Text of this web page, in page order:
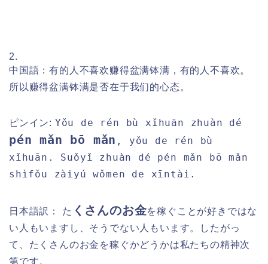
2.
中国語：有的人不喜欢赚得盆满钵满，有的人不喜欢。
所以赚得盆满钵满是否在于我们的心态。
ピンイン: Yǒu de rén bù xǐhuān zhuàn dé
pén mǎn bō mǎn , yǒu de rén bù
xǐhuān. Suǒyǐ zhuàn dé pén mǎn bō mǎn
shìfǒu zàiyú wǒmen de xīntài.
日本語訳： た くさんのお金を稼ぐことが好きではな
い人もいますし、そうでない人もいます。したがっ
て、たくさんのお金を稼ぐかどうかは私たちの精神次
第です。